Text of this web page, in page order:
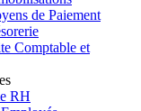
de Paiement
Comptable et
RH